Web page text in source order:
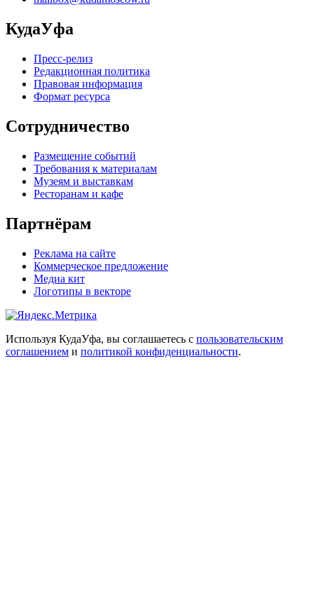
КудаУфа
Пресс-релиз
Редакционная политика
Правовая информация
Формат ресурса
Сотрудничество
Размещение событий
Требования к материалам
Музеям и выставкам
Ресторанам и кафе
Партнёрам
Реклама на сайте
Коммерческое предложение
Медиа кит
Логотипы в векторе
Используя КудаУфа, вы соглашаетесь с пользовательским
соглашением и политикой конфиденциальности.